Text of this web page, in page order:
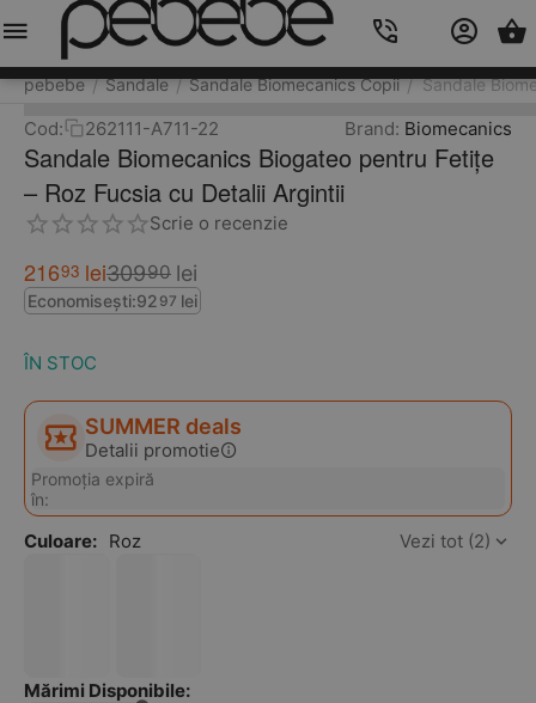
pebebe / Sandale / Sandale Biomecanics Copii / Sandale
Cod: 262111-A711-22 Brand: Biomecanics
Sandale Biomecanics Biogateo pentru Fetițe
– Roz Fucsia cu Detalii Argintii
Scrie o recenzie
21693 lei30990 lei
Economisești:92 97 lei
ÎN STOC
SUMMER deals
Detalii promotie
Promoția expiră
în:
Culoare: Roz Vezi tot (2)
Mărimi Disponibile:
Meniu Caută Cos